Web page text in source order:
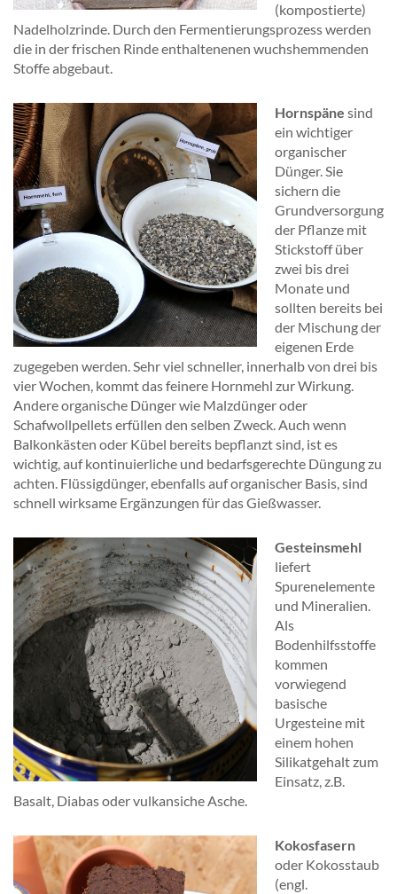
(kompostierte)
Nadelholzrinde. Durch den Fermentierungsprozess werden
die in der frischen Rinde enthaltenenen wuchshemmenden
Stoffe abgebaut.
Hornspäne sind
ein wichtiger
organischer
Dünger. Sie
sichern die
Grundversorgung
der Pflanze mit
Stickstoff über
zwei bis drei
Monate und
sollten bereits bei
der Mischung der
eigenen Erde
zugegeben werden. Sehr viel schneller, innerhalb von drei bis
vier Wochen, kommt das feinere Hornmehl zur Wirkung.
Andere organische Dünger wie Malzdünger oder
Schafwollpellets erfüllen den selben Zweck. Auch wenn
Balkonkästen oder Kübel bereits bepflanzt sind, ist es
wichtig, auf kontinuierliche und bedarfsgerechte Düngung zu
achten. Flüssigdünger, ebenfalls auf organischer Basis, sind
schnell wirksame Ergänzungen für das Gießwasser.
Gesteinsmehl
liefert
Spurenelemente
und Mineralien.
Als
Bodenhilfsstoffe
kommen
vorwiegend
basische
Urgesteine mit
einem hohen
Silikatgehalt zum
Einsatz, z.B.
Basalt, Diabas oder vulkansiche Asche.
Kokosfasern
oder Kokosstaub
(engl.